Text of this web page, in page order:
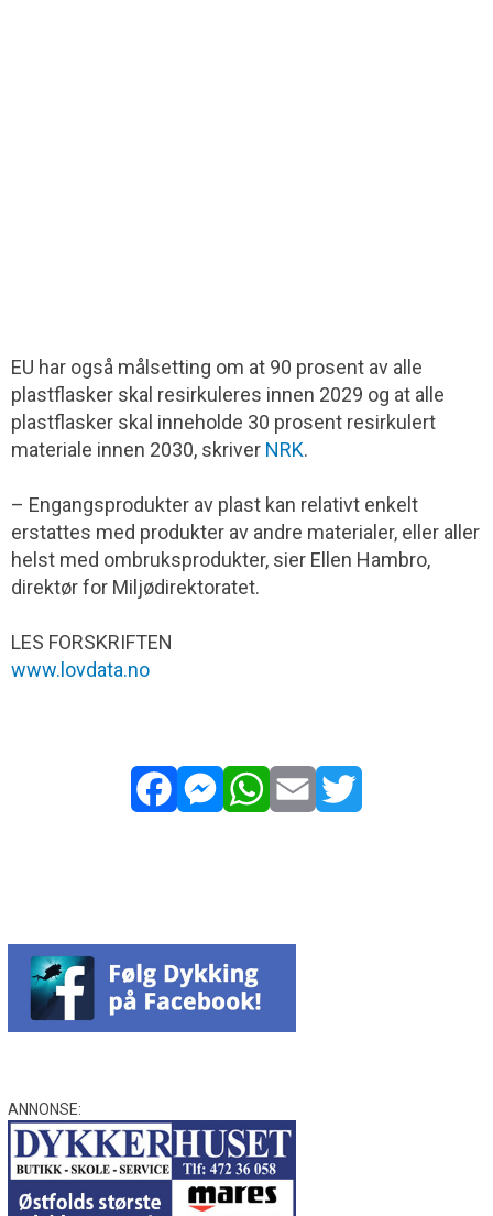
EU har også målsetting om at 90 prosent av alle
plastflasker skal resirkuleres innen 2029 og at alle
plastflasker skal inneholde 30 prosent resirkulert
materiale innen 2030, skriver NRK.
– Engangsprodukter av plast kan relativt enkelt
erstattes med produkter av andre materialer, eller aller
helst med ombruksprodukter, sier Ellen Hambro,
direktør for Miljødirektoratet.
LES FORSKRIFTEN
www.lovdata.no
ANNONSE: